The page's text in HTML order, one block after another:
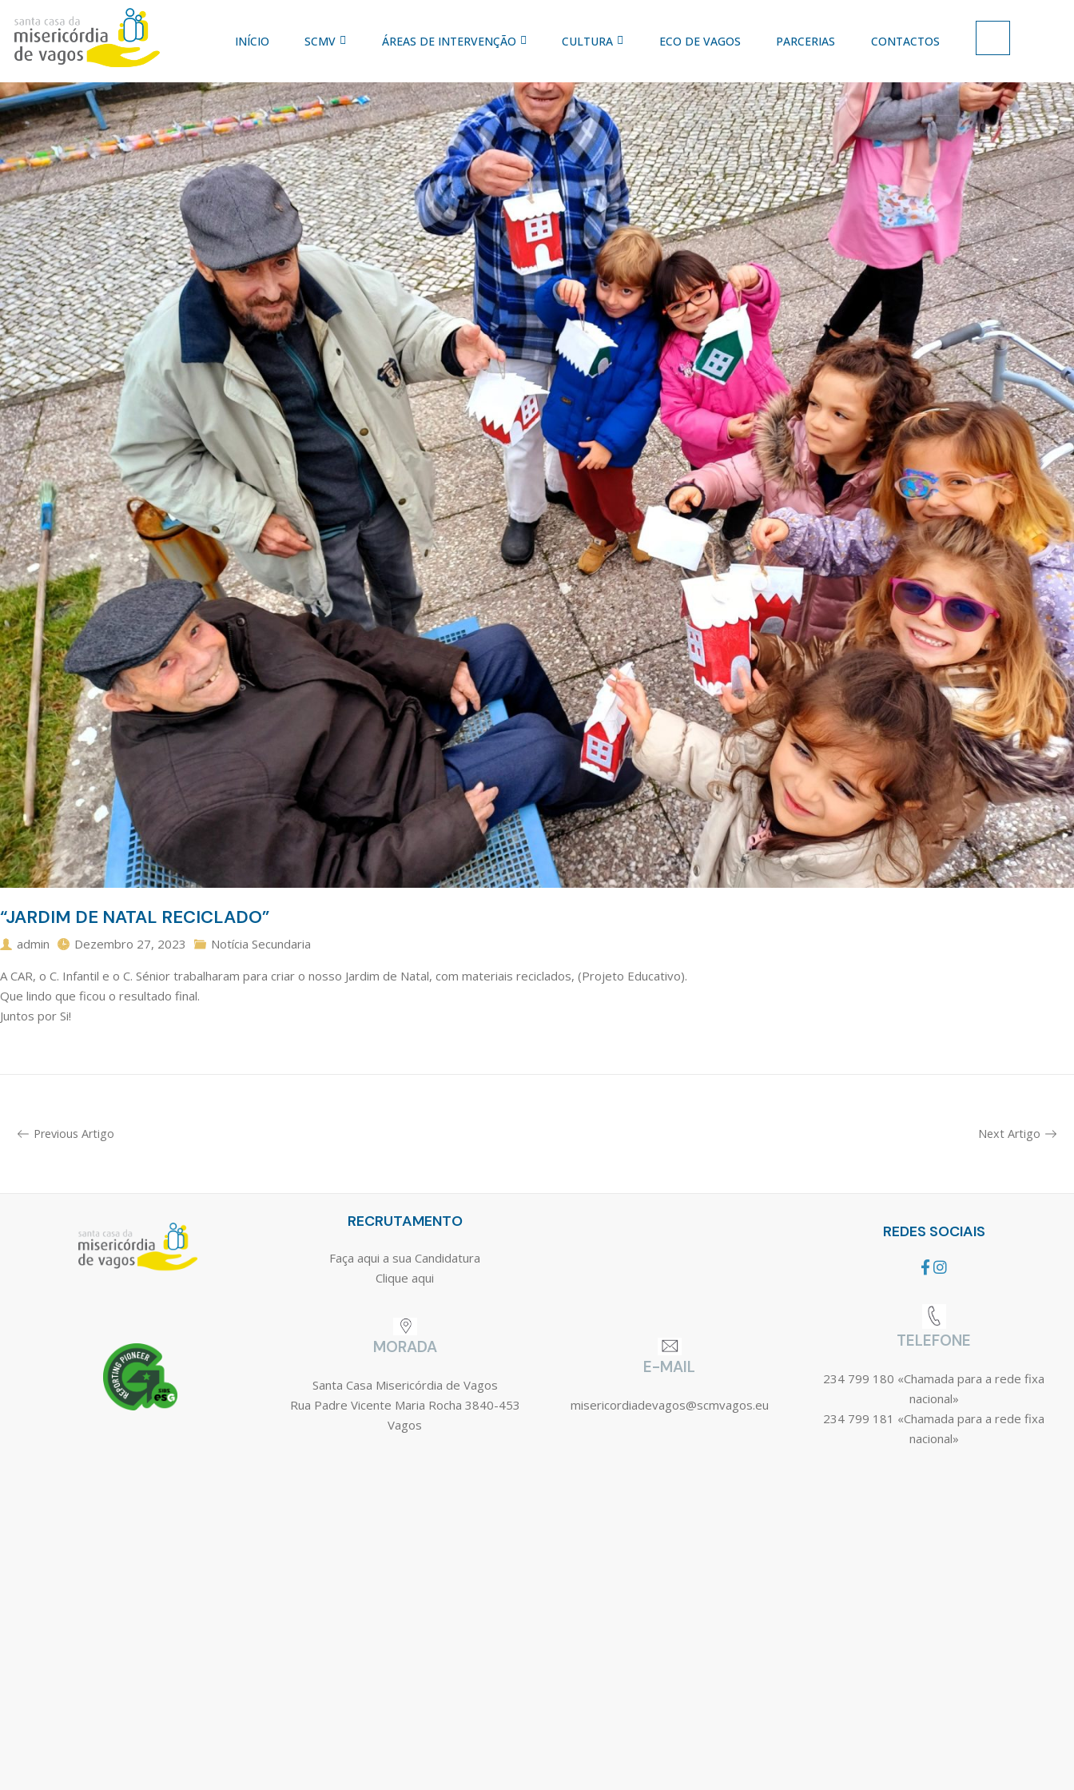
INÍCIO SCMV ÁREAS DE INTERVENÇÃO CULTURA ECO DE VAGOS PARCERIAS CONTACTOS
“JARDIM DE NATAL RECICLADO”
admin Dezembro 27, 2023
Notícia Secundaria
A CAR, o C. Infantil e o C. Sénior trabalharam para criar o nosso Jardim de Natal, com materiais reciclados, (Projeto Educativo).
Que lindo que ficou o resultado final.
Juntos por Si!
Previous Artigo Next Artigo
RECRUTAMENTO
Faça aqui a sua Candidatura
Clique aqui
REDES SOCIAIS
MORADA
Santa Casa Misericórdia de Vagos
Rua Padre Vicente Maria Rocha 3840-453
Vagos
E-MAIL
misericordiadevagos@scmvagos.eu
TELEFONE
234 799 180 «Chamada para a rede fixa
nacional»
234 799 181 «Chamada para a rede fixa
nacional»